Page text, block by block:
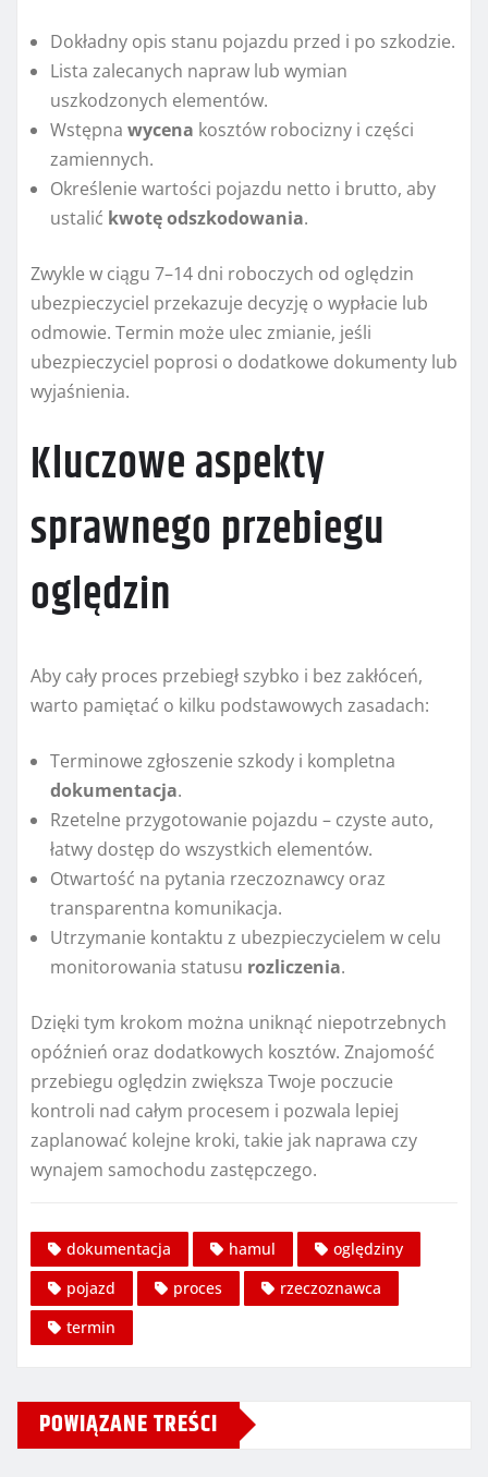
Dokładny opis stanu pojazdu przed i po szkodzie.
Lista zalecanych napraw lub wymian
uszkodzonych elementów.
Wstępna wycena kosztów robocizny i części
zamiennych.
Określenie wartości pojazdu netto i brutto, aby
ustalić kwotę odszkodowania.
Zwykle w ciągu 7–14 dni roboczych od oględzin
ubezpieczyciel przekazuje decyzję o wypłacie lub
odmowie. Termin może ulec zmianie, jeśli
ubezpieczyciel poprosi o dodatkowe dokumenty lub
wyjaśnienia.
Kluczowe aspekty
sprawnego przebiegu
oględzin
Aby cały proces przebiegł szybko i bez zakłóceń,
warto pamiętać o kilku podstawowych zasadach:
Terminowe zgłoszenie szkody i kompletna
dokumentacja.
Rzetelne przygotowanie pojazdu – czyste auto,
łatwy dostęp do wszystkich elementów.
Otwartość na pytania rzeczoznawcy oraz
transparentna komunikacja.
Utrzymanie kontaktu z ubezpieczycielem w celu
monitorowania statusu rozliczenia.
Dzięki tym krokom można uniknąć niepotrzebnych
opóźnień oraz dodatkowych kosztów. Znajomość
przebiegu oględzin zwiększa Twoje poczucie
kontroli nad całym procesem i pozwala lepiej
zaplanować kolejne kroki, takie jak naprawa czy
wynajem samochodu zastępczego.
dokumentacja hamul
oględziny
pojazd
proces
rzeczoznawca
termin
POWIĄZANE TREŚCI